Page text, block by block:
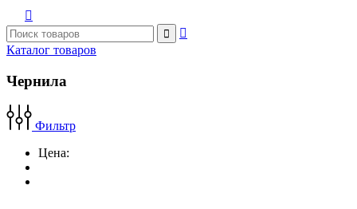



Каталог товаров
Чернила
Фильтр
Цена: